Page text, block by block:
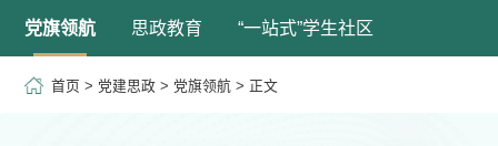
党旗领航 思政教育 “一站式”学生社区
首页 > 党建思政 > 党旗领航 > 正文